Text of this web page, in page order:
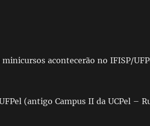
acontecerão no IFISP/
(antigo Campus II da UCPel –